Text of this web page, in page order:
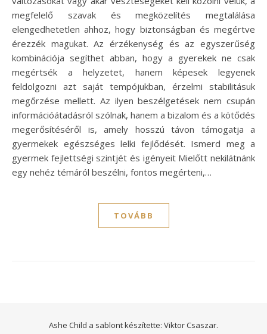
megfelelő szavak és megközelítés megtalálása
elengedhetetlen ahhoz, hogy biztonságban és megértve
érezzék magukat. Az érzékenység és az egyszerűség
kombinációja segíthet abban, hogy a gyerekek ne csak
megértsék a helyzetet, hanem képesek legyenek
feldolgozni azt saját tempójukban, érzelmi stabilitásuk
megőrzése mellett. Az ilyen beszélgetések nem csupán
információátadásról szólnak, hanem a bizalom és a kötődés
megerősítéséről is, amely hosszú távon támogatja a
gyermekek egészséges lelki fejlődését. Ismerd meg a
gyermek fejlettségi szintjét és igényeit Mielőtt nekilátnánk
egy nehéz témáról beszélni, fontos megérteni,…
TOVÁBB
Ashe Child a sablont készítette: Viktor Csaszar.